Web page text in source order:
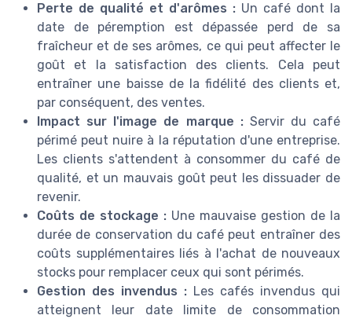
Perte de qualité et d'arômes : Un café dont la
date de péremption est dépassée perd de sa
fraîcheur et de ses arômes, ce qui peut affecter le
goût et la satisfaction des clients. Cela peut
entraîner une baisse de la fidélité des clients et,
par conséquent, des ventes.
Impact sur l'image de marque :Servir du café
périmé peut nuire à la réputation d'une entreprise.
Les clients s'attendent à consommer du café de
qualité, et un mauvais goût peut les dissuader de
revenir.
Coûts de stockage : Une mauvaise gestion de la
durée de conservation du café peut entraîner des
coûts supplémentaires liés à l'achat de nouveaux
stocks pour remplacer ceux qui sont périmés.
Gestion des invendus : Les cafés invendus qui
atteignent leur date limite de consommation